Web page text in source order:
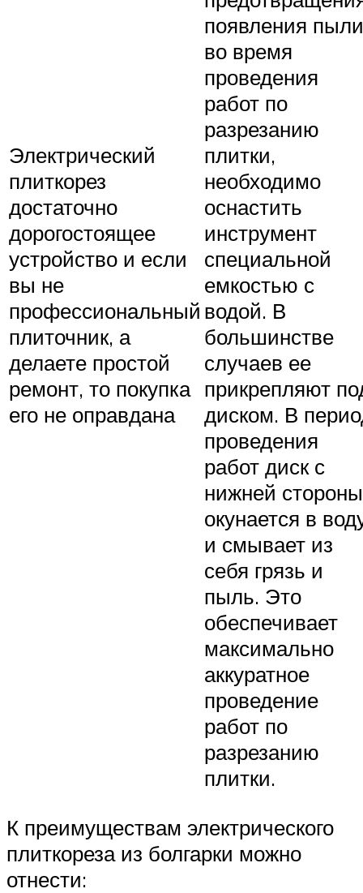
Электрический
плиткорез
достаточно
дорогостоящее
устройство и если
вы не
профессиональный
плиточник, а
делаете простой
ремонт, то покупка
его не оправдана
появления пыли
во время
проведения
работ по
разрезанию
плитки,
необходимо
оснастить
инструмент
специальной
емкостью с
водой. В
большинстве
случаев ее
прикрепляют
диском. В
проведения
работ диск с
нижней стороны
окунается в
и смывает из
себя грязь и
пыль. Это
обеспечивает
максимально
аккуратное
проведение
работ по
разрезанию
плитки.
К преимуществам электрического
плиткореза из болгарки можно
отнести: